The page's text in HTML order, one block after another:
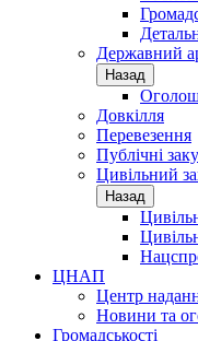
Державний
Назад
Довкілля
Перевезення
Публічні
Цивільний
Назад
ЦНАП
Центр
Новини та
Громадськості